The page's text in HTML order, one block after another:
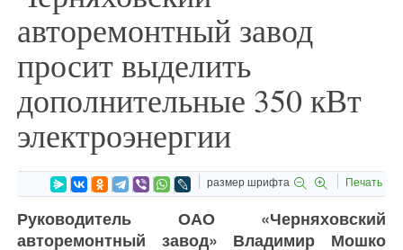
авторемонтный завод
просит выделить
дополнительные 350 кВт
электроэнергии
размер шрифта Печать
Руководитель ОАО «Черняховский
авторемонтный завод» Владимир Мошко